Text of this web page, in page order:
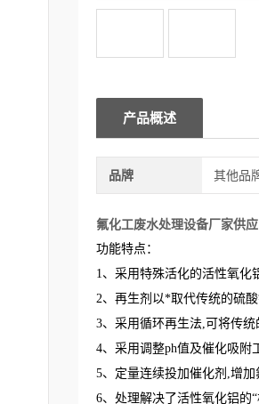
产品概述
品牌 其他品
氟化工废水处理设备厂家供应
功能特点：
1、采用特殊活化的活性氧化
2、再生剂以*取代传统的硫
3、采用循环再生法,可将传统
4、采用调整ph值及催化吸附
5、定量连续投加催化剂,增加
6、处理解决了活性氧化铝的“